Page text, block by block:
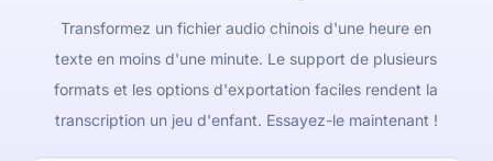
Transformez un fichier audio chinois d'une heure en
texte en moins d'une minute. Le support de plusieurs
formats et les options d'exportation faciles rendent la
transcription un jeu d'enfant. Essayez-le maintenant !